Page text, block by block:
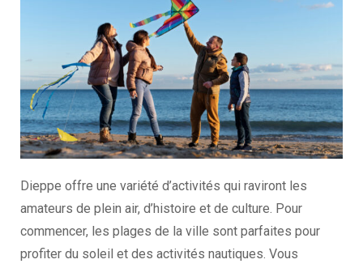
Dieppe offre une variété d’activités qui raviront les
amateurs de plein air, d’histoire et de culture. Pour
commencer, les plages de la ville sont parfaites pour
profiter du soleil et des activités nautiques. Vous